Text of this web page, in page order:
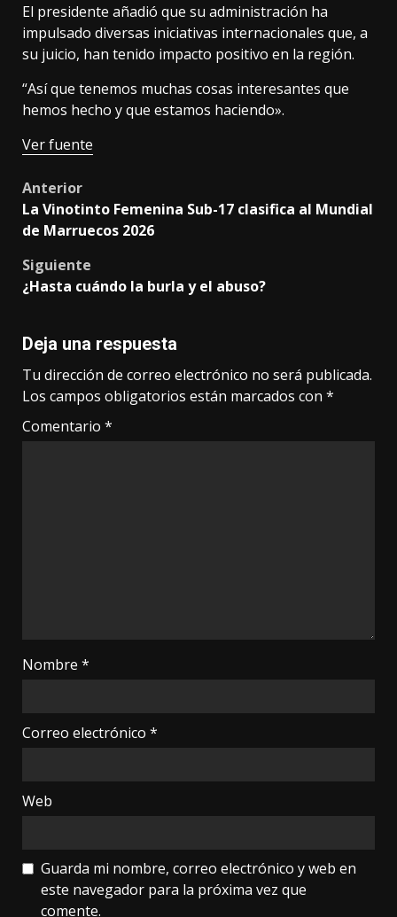
El presidente añadió que su administración ha
impulsado diversas iniciativas internacionales que, a
su juicio, han tenido impacto positivo en la región.
“Así que tenemos muchas cosas interesantes que
hemos hecho y que estamos haciendo».
Ver fuente
Post
navigation
Anterior
La Vinotinto Femenina Sub-17 clasifica al Mundial
de Marruecos 2026
Siguiente
¿Hasta cuándo la burla y el abuso?
Deja una respuesta
Tu dirección de correo electrónico no será publicada.
Los campos obligatorios están marcados con *
Comentario *
Nombre *
Correo electrónico *
Web
Guarda mi nombre, correo electrónico y web en
este navegador para la próxima vez que
comente.